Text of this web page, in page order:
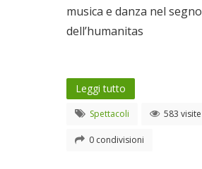
musica e danza nel segno
dell’humanitas
Leggi tutto
Spettacoli 583 visite
0 condivisioni